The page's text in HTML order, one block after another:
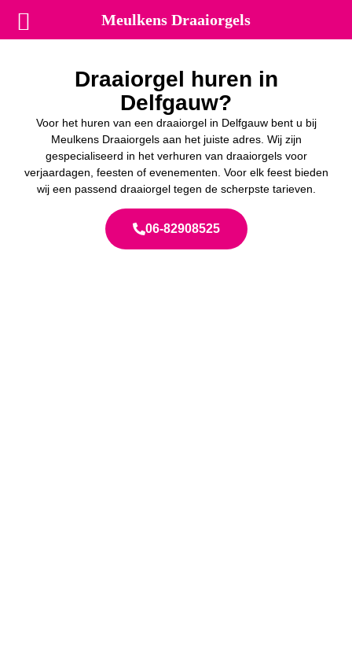
Draaiorgel huren in
Delfgauw?
Voor het huren van een draaiorgel in Delfgauw bent u bij
Meulkens Draaiorgels aan het juiste adres. Wij zijn
gespecialiseerd in het verhuren van draaiorgels voor
verjaardagen, feesten of evenementen. Voor elk feest bieden
wij een passend draaiorgel tegen de scherpste tarieven.
06-82908525
Meulkens Draaiorgels